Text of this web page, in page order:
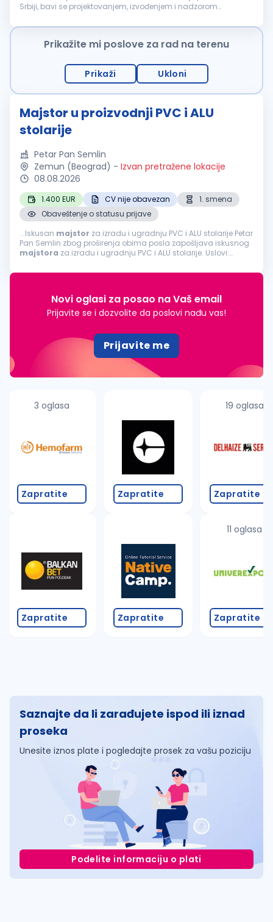
Srbiji, bavi se projektovanjem, izvođenjem i nadzorom
u radu...
Prikažite mi poslove za rad na terenu
Prikaži Ukloni
Majstor u proizvodnji PVC i ALU
stolarije
Petar Pan Semlin
Zemun (Beograd) - Izvan pretražene lokacije
08.08.2026
1.400 EUR CV nije obavezan
1. smena
Obaveštenje o statusu prijave
...Iskusan majstor za izradu i ugradnju PVC i ALU stolarije Petar
Pan Semlin zbog proširenja obima posla zapošljava iskusnog
majstora za izradu i ugradnju PVC i ALU stolarije. Uslovi:
stolarije...
Novi oglasi za posao na Vaš email
Prijavite se i dozvolite da poslovi nađu vas!
Prijavite me
3 oglasa
Zapratite
Zapratite
Zapratite
Zapratite
19 oglasa
Zapratite
11 oglasa
Zapratite
Saznajte da li zarađujete ispod ili iznad
proseka
Unesite iznos plate i pogledajte prosek za vašu poziciju
Podelite informaciju o plati